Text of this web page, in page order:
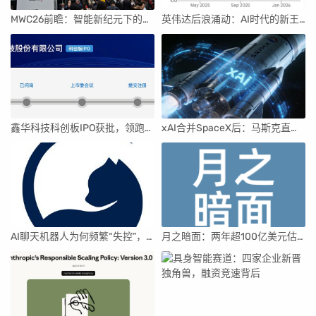
MWC26前瞻：智能新纪元下的科技盛宴 英伟达后浪涌动：AI时代的新王者与隐忧
鑫华科技科创板IPO获批，领跑国内半导体材料市场 xAI合并SpaceX后：马斯克直接介入，团队压力激增
AI聊天机器人为何频繁“失控”，背后原因及解决方案解析 月之暗面：两年超100亿美元估值，K2.5引领AI新纪元